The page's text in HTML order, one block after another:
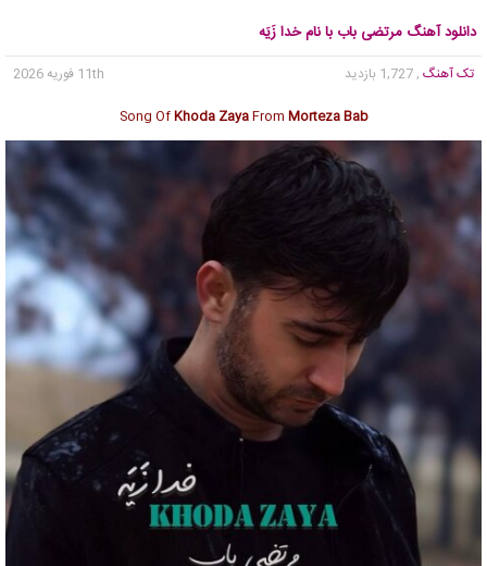
دانلود آهنگ مرتضی باب با نام خدا زَیَه
تک آهنگ , 1,727 بازدید
11th فوریه 2026
Song OfKhoda ZayaFrom Morteza Bab